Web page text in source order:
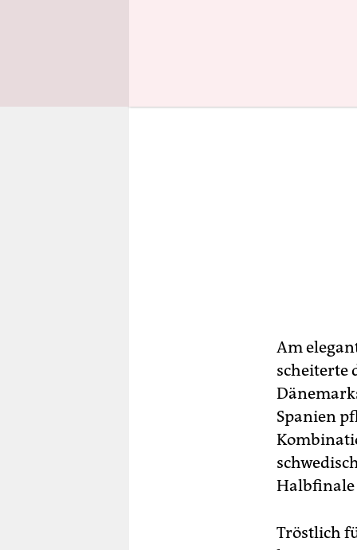
Am
scheiterte
Spanien
Halbfinale
Tröstlich